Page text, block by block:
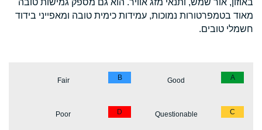
באוזון, אור שמש, ותנאי מזג אוויר. הוא גם מספק גמישות טובה
מאוד בטמפרטורות נמוכות, עמידות כימית טובה ומאפייני בידוד
חשמלי טובים.
A
Good
B
Fair
C
Questionable
D
Poor